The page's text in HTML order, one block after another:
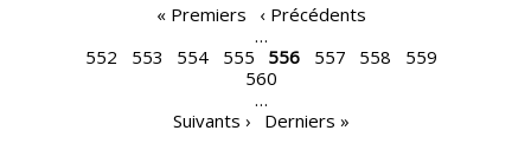
« Premiers
‹ Précédents
…
552
553 554 555 556 557 558
559
560
…
Suivants ›
Derniers »